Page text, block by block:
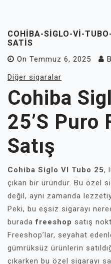
COHIBA-SIGLO-VI-
SATIS
On Temmuz 6, 2025
Diğer sigaralar
Cohiba
25’s Puro
Satış
Cohiba Siglo VI Tubo 25,
çıkan bir üründür. Bu özel
değil, aynı zamanda
Peki, bu eşsiz sigarayı
buradafreeshop satış
Freeshop’lar, seyahat
gümrüksüz ürünlerin
çıkarken bu özel sigarayı